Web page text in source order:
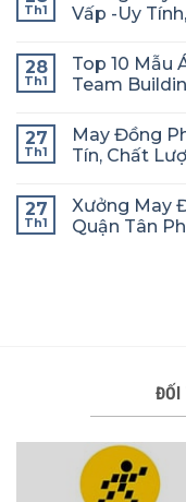
Th1
Vấp -Uy
28
Th1
Top 10 Mẫu
Team
27
Th1
May Đồng
Tín, Chất
27
Th1
Xưởng May
Quận Tân
ĐỐI